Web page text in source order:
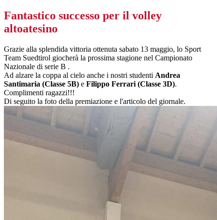
Fantastico successo per il volley
altoatesino
Grazie alla splendida vittoria ottenuta sabato 13 maggio, lo Sport
Team Suedtirol giocherà la prossima stagione nel Campionato
Nazionale di serie B .
Ad alzare la coppa al cielo anche i nostri studenti Andrea
Santimaria (Classe 5B) e Filippo Ferrari (Classe 3D).
Complimenti ragazzi!!!
Di seguito la foto della premiazione e l'articolo del giornale.